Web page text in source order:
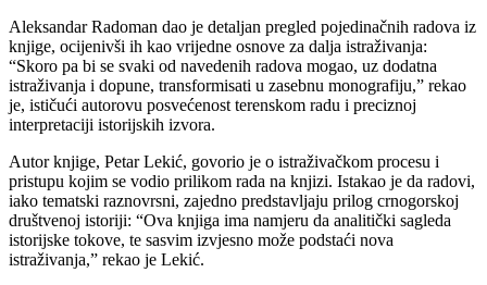
Aleksandar Radoman dao je detaljan pregled pojedinačnih radova iz
knjige, ocijenivši ih kao vrijedne osnove za dalja istraživanja:
“Skoro pa bi se svaki od navedenih radova mogao, uz dodatna
istraživanja i dopune, transformisati u zasebnu monografiju,” rekao
je, ističući autorovu posvećenost terenskom radu i preciznoj
interpretaciji istorijskih izvora.
Autor knjige, Petar Lekić, govorio je o istraživačkom procesu i
pristupu kojim se vodio prilikom rada na knjizi. Istakao je da radovi,
iako tematski raznovrsni, zajedno predstavljaju prilog crnogorskoj
društvenoj istoriji: “Ova knjiga ima namjeru da analitički sagleda
istorijske tokove, te sasvim izvjesno može podstaći nova
istraživanja,” rekao je Lekić.